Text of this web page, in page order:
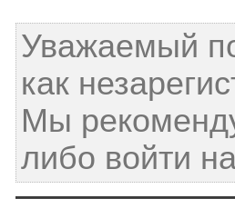
Уважаемый
как
Мы
либо войти